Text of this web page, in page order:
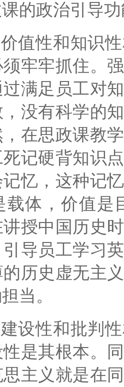
的政治引导
值性和知识
牢牢抓住。
满足员工对
没有科学的
在思政课教
记硬背知识
忆，这种记
载体，价值是
授中国历史
导员工学习
历史虚无主
当。
设性和批判
是其根本。
主义就是在